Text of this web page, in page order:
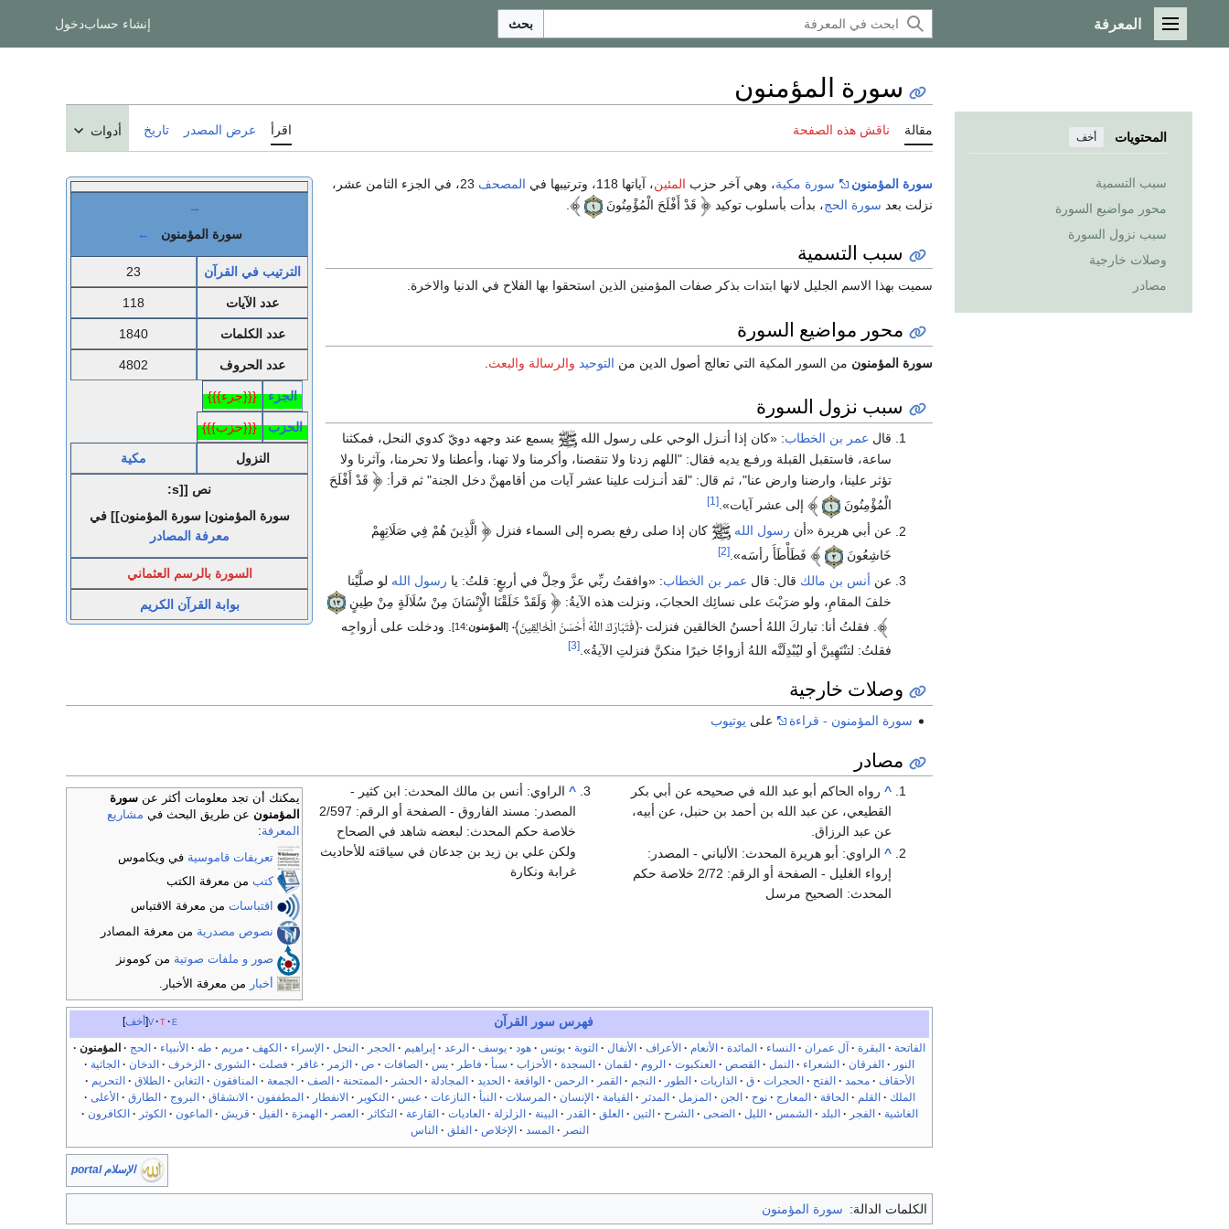
القائمة الرئيسية
المعرفة بحث إنشاء حسابدخول
المحتويات أخف
سبب التسمية
محور مواضيع السورة
سبب نزول السورة
وصلات خارجية
مصادر
سورة المؤمنون
مقالة ناقش هذه الصفحة اقرأ عرض المصدر تاريخ أدوات
→
سورة المؤمنون
←
الترتيب في القرآن 23
عدد الآيات 118
عدد الكلمات 1840
عدد الحروف 4802
الجزء {{{جزء}}}
الحزب {{{حزب}}}
النزول مكية
نص [[s:
سورة المؤمنون| سورة المؤمنون]] في
معرفة المصادر
السورة بالرسم العثماني
بوابة القرآن الكريم
سورة المؤمنون سورة مكية، وهي آخر حزب المئين، آياتها 118، وترتيبها في المصحف
23، في الجزء الثامن عشر،
نزلت بعد سورة الحج، بدأت بأسلوب توكيد قَدْ أَفْلَحَ الْمُؤْمِنُونَ .
سبب التسمية
سميت بهذا الاسم الجليل لانها ابتدات بذكر صفات المؤمنين الذين استحقوا بها الفلاح في الدنيا والاخرة.
محور مواضيع السورة
سورة المؤمنون من السور المكية التي تعالج أصول الدين من التوحيد والرسالة والبعث
سبب نزول السورة
قال عمر بن الخطاب: «كان إذا أنـزل الوحي على رسول الله
يسمع عند وجهه دويّ كدوي النحل، فمكثنا
ساعة، فاستقبل القبلة ورفـع يديه فقال: "اللهم زدنا ولا تنقصنا، وأكرمنا ولا تهنا، وأعطنا ولا تحرمنا، وآثرنا ولا
تؤثر علينا، وارضنا وارض عنا"، ثم قال: "لقد أنـزلت علينا عشر آيات من أقامهنَّ دخل الجنة" ثم قرأ:
قَدْ أَفْلَحَ
الْمُؤْمِنُونَ
إلى عشر آيات».
[1]
عن أبي هريرة «أن رسول الله كان إذا صلى رفع بصره إلى السماء فنزل
الَّذِينَ هُمْ فِي صَلَاتِهِمْ
خَاشِعُونَ
فَطَأْطَأَ رأسَه».
[2]
عن أنس بن مالك قال: قال عمر بن الخطاب: «وافقتُ ربِّي عزَّ وجلَّ في أربعٍ: قلتُ: يا رسول الله لو صلَّيْنا
خلفَ المقامِ، ولو ضرَبْتَ على نسائِك الحجابَ، ونزلت هذه الآيةُ:
وَلَقَدْ خَلَقْنَا الْإِنْسَانَ مِنْ سُلَالَةٍ مِنْ طِينٍ
. فقلتُ أنا: تباركَ اللهُ أحسنُ الخالقين فنزلت ﴿فَتَبَارَكَ اللَّهُ أَحْسَنُ الْخَالِقِينَ﴾ [المؤمنون:14]
. ودخلت على أزواجِه
فقلتُ: لتنْتَهِينَّ أو ليُبْدِلَنَّه اللهُ أزواجًا خيرًا منكنَّ فنزلتِ الآيةُ».
[3]
وصلات خارجية
سورة المؤمنون - قراءة على يوتيوب
مصادر
يمكنك أن تجد معلومات أكثر عنسورة
المؤمنون عن طريق البحث في مشاريع
المعرفة:
تعريفات قاموسية في ويكاموس
كتب من معرفة الكتب
اقتباسات من معرفة الاقتباس
نصوص مصدرية من معرفة المصادر
صور و ملفات صوتية من كومونز
أخبار
من معرفة الأخبار.
^ رواه الحاكم أبو عبد الله في صحيحه عن أبي بكر
القطيعي، عن عبد الله بن أحمد بن حنبل، عن أبيه،
عن عبد الرزاق.
^ الراوي: أبو هريرة المحدث: الألباني - المصدر:
إرواء الغليل - الصفحة أو الرقم: 2/72 خلاصة حكم
المحدث: الصحيح مرسل
^ الراوي: أنس بن مالك المحدث: ابن كثير -
المصدر: مسند الفاروق - الصفحة أو الرقم: 2/597
خلاصة حكم المحدث: لبعضه شاهد في الصحاح
ولكن علي بن زيد بن جدعان في سياقته للأحاديث
غرابة ونكارة
أخف v t e فهرس سور القرآن
الفاتحة البقرة آل عمران النساء المائدة الأنعام الأعراف الأنفال التوبة يونس هود يوسف الرعد إبراهيم الحجر النحل الإسراء الكهف مريم طه الأنبياء الحج
المؤمنون
النور
الفرقان الشعراء النمل القصص العنكبوت الروم لقمان السجدة الأحزاب سبأ فاطر يس الصافات ص الزمر غافر فصلت الشورى الزخرف الدخان
الجاثية
الأحقاف
محمد الفتح الحجرات ق الذاريات الطور النجم القمر الرحمن الواقعة الحديد المجادلة الحشر الممتحنة الصف الجمعة المنافقون التغابن الطلاق
التحريم
الملك
القلم الحاقة المعارج نوح الجن المزمل المدثر القيامة الإنسان المرسلات النبأ النازعات عبس التكوير الانفطار المطففون الانشقاق البروج الطارق
الأعلى
الغاشية
الفجر البلد الشمس الليل الضحى الشرح التين العلق القدر البينة الزلزلة العاديات القارعة التكاثر العصر الهمزة الفيل قريش الماعون الكوثر
الكافرون
النصر
المسد الإخلاص الفلق الناس
الإسلام portal
الكلمات الدالة: سورة المؤمنون